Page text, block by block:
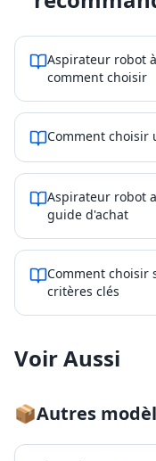
Aspirateur robot
comment choisir
Comment choisir
Aspirateur robot
guide d'achat
Comment choisir
critères clés
Voir Aussi
📦Autres